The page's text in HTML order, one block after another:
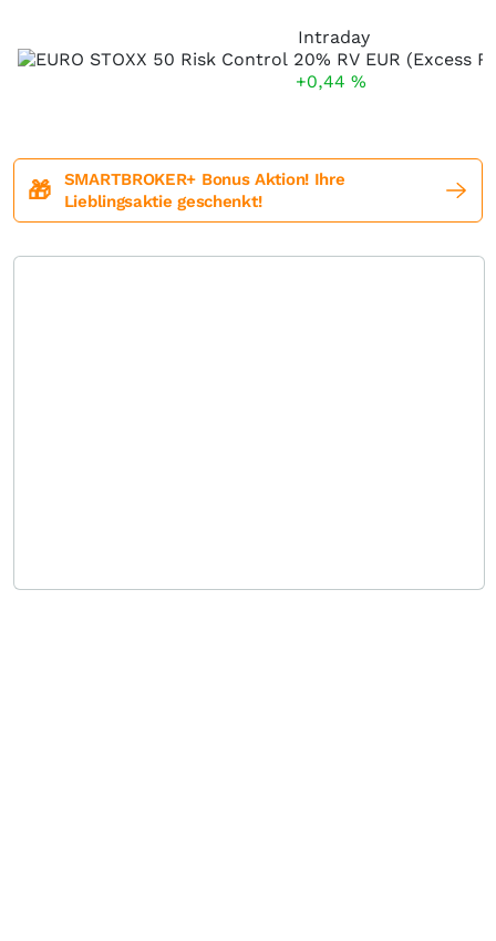
Intraday
+0,44 %
🎁
SMARTBROKER+ Bonus Aktion! Ihre
Lieblingsaktie geschenkt!